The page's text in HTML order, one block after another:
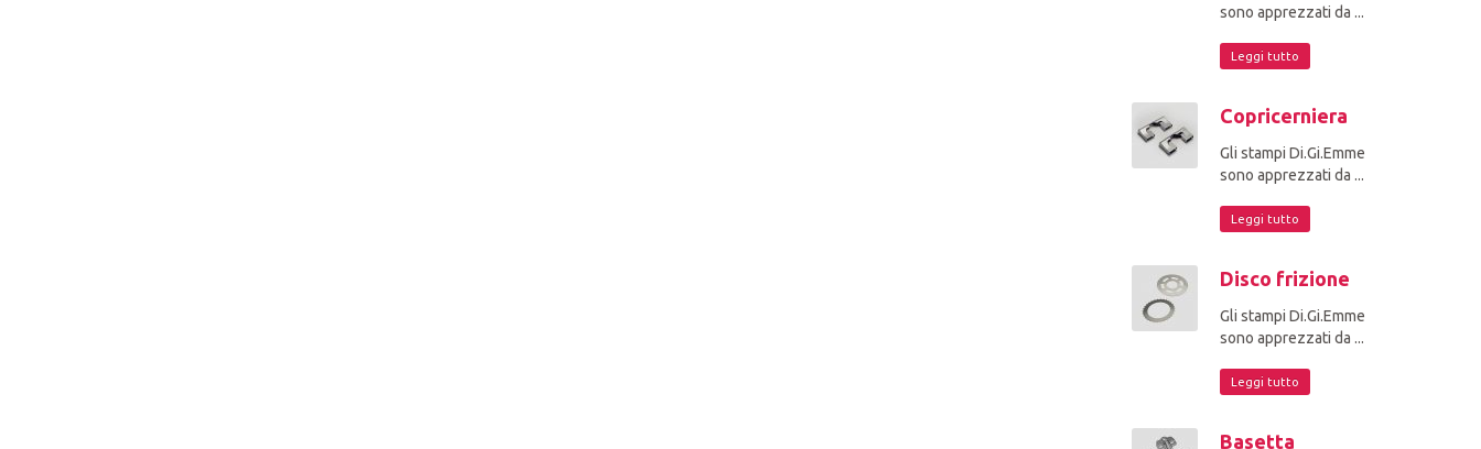
sono apprezzati da ...
Leggi tutto
Copricerniera
Gli stampi Di.Gi.Emme
sono apprezzati da ...
Leggi tutto
Disco frizione
Gli stampi Di.Gi.Emme
sono apprezzati da ...
Leggi tutto
Basetta